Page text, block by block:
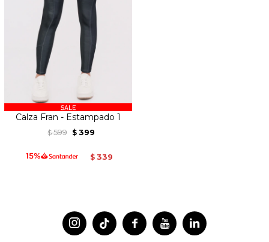
Calza Fran - Estampado 1
$ 599 $ 399
$ 339
 
 